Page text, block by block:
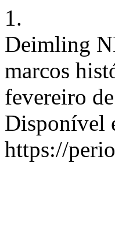
1.
Deimling
marcos
fevereiro
Disponível
https://